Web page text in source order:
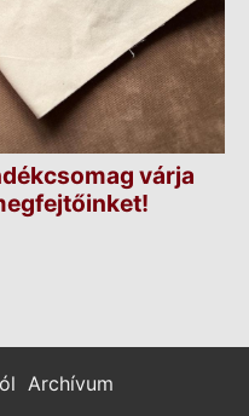
várja
Archívum